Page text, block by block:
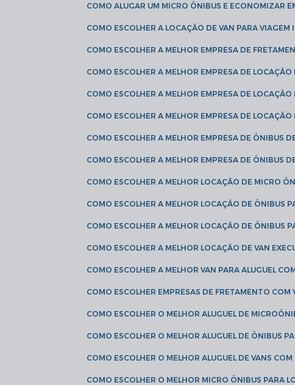
COMO ALUGAR UM MICRO ÔNIBUS E ECONOMIZAR
COMO ESCOLHER A LOCAÇÃO DE VAN PARA
COMO ESCOLHER A MELHOR EMPRESA DE
COMO ESCOLHER A MELHOR EMPRESA DE
COMO ESCOLHER A MELHOR EMPRESA DE
COMO ESCOLHER A MELHOR EMPRESA DE
COMO ESCOLHER A MELHOR EMPRESA DE ÔNIBUS
COMO ESCOLHER A MELHOR EMPRESA DE ÔNIBUS
COMO ESCOLHER A MELHOR LOCAÇÃO DE MICRO
COMO ESCOLHER A MELHOR LOCAÇÃO DE ÔNIBUS
COMO ESCOLHER A MELHOR LOCAÇÃO DE ÔNIBUS
COMO ESCOLHER A MELHOR LOCAÇÃO DE VAN
COMO ESCOLHER A MELHOR VAN PARA ALUGUEL
COMO ESCOLHER EMPRESAS DE FRETAMENTO
COMO ESCOLHER O MELHOR ALUGUEL DE
COMO ESCOLHER O MELHOR ALUGUEL DE ÔNIBUS
COMO ESCOLHER O MELHOR ALUGUEL DE VANS
COMO ESCOLHER O MELHOR MICRO ÔNIBUS PARA